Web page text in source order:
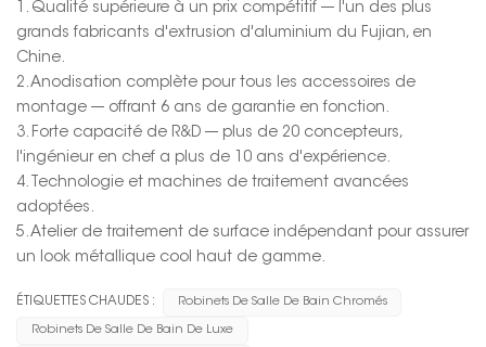
1. Qualité supérieure à un prix compétitif --- l'un des plus
grands fabricants d'extrusion d'aluminium du Fujian, en
Chine.
2. Anodisation complète pour tous les accessoires de
montage --- offrant 6 ans de garantie en fonction.
3. Forte capacité de R&D --- plus de 20 concepteurs,
l'ingénieur en chef a plus de 10 ans d'expérience.
4. Technologie et machines de traitement avancées
adoptées.
5. Atelier de traitement de surface indépendant pour assurer
un look métallique cool haut de gamme.
ÉTIQUETTES CHAUDES : Robinets De Salle De Bain Chromés
Robinets De Salle De Bain De Luxe